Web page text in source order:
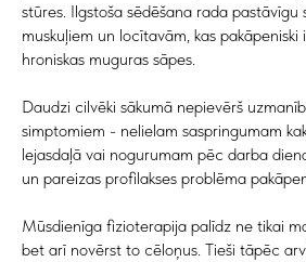
stūres. Ilgstoša sēdēšana rada pastāvīgu
muskuļiem un locītavām, kas
hroniskas muguras sāpes.
Daudzi cilvēki sākumā nepievērš
simptomiem - nelielam saspringumam
lejasdaļā vai nogurumam pēc darba
un pareizas profilakses problēma
Mūsdienīga fizioterapija palīdz ne tikai
bet arī novērst to cēloņus. Tieši tāpēc